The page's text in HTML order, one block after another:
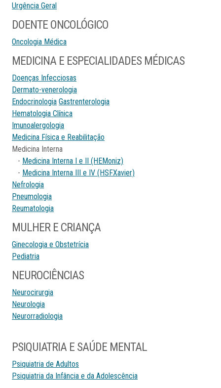
Urgência Geral
DOENTE ONCOLÓGICO
Oncologia Médica
MEDICINA E ESPECIALIDADES MÉDICAS
Doenças Infecciosas
Dermato-venerologia
Endocrinologia Gastrenterologia
Hematologia Clínica
Imunoalergologia
Medicina Física e Reabilitação
Medicina Interna
- Medicina Interna I e II (HEMoniz)
- Medicina Interna III e IV (HSFXavier)
Nefrologia
Pneumologia
Reumatologia
MULHER E CRIANÇA
Ginecologia e Obstetrícia
Pediatria
NEUROCIÊNCIAS
Neurocirurgia
Neurologia
Neurorradiologia
PSIQUIATRIA E SAÚDE MENTAL
Psiquiatria de Adultos
Psiquiatria da Infância e da Adolescência